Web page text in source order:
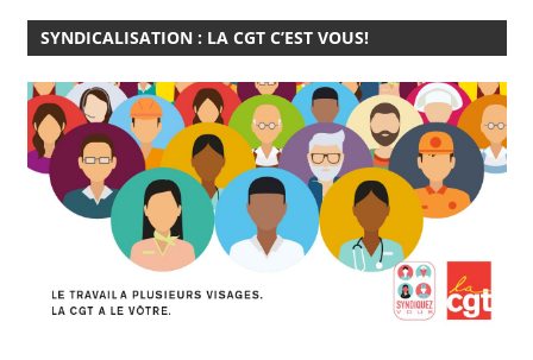
SYNDICALISATION : LA CGT C’EST VOUS!